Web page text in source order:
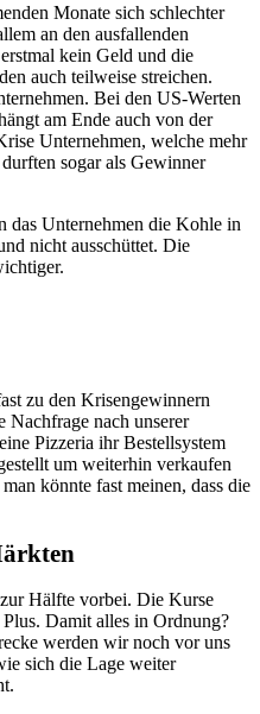
Monate sich schlechter
an den ausfallenden
kein Geld und die
auch teilweise streichen.
Bei den US-Werten
am Ende auch von der
Unternehmen, welche mehr
sogar als Gewinner
das Unternehmen die Kohle in
nicht ausschüttet. Die
zu den Krisengewinnern
Nachfrage nach unserer
Pizzeria ihr Bestellsystem
um weiterhin verkaufen
könnte fast meinen, dass die
Hälfte vorbei. Die Kurse
Damit alles in Ordnung?
werden wir noch vor uns
sich die Lage weiter